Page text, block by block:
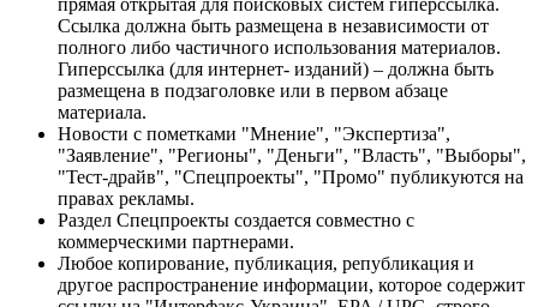
прямая открытая для поисковых систем гиперссылка.
Ссылка должна быть размещена в независимости от
полного либо частичного использования материалов.
Гиперссылка (для интернет- изданий) – должна быть
размещена в подзаголовке или в первом абзаце
материала.
Новости с пометками "Мнение", "Экспертиза",
"Заявление", "Регионы", "Деньги", "Власть", "Выборы",
"Тест-драйв", "Спецпроекты", "Промо" публикуются на
правах рекламы.
Раздел Спецпроекты создается совместно с
коммерческими партнерами.
Любое копирование, публикация, републикация и
другое распространение информации, которое содержит